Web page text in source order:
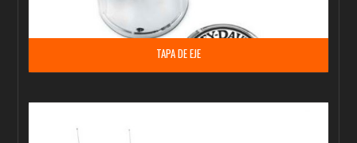
TAPA DE EJE